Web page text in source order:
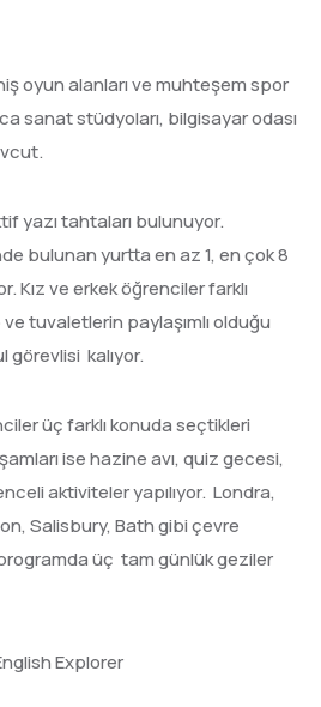
oyun alanları ve muhteşem spor
sanat stüdyoları, bilgisayar odası
yazı tahtaları bulunuyor.
bulunan yurtta en az 1, en çok 8
Kız ve erkek öğrenciler farklı
tuvaletlerin paylaşımlı olduğu
görevlisi kalıyor.
üç farklı konuda seçtikleri
ise hazine avı, quiz gecesi,
aktiviteler yapılıyor. Londra,
Salisbury, Bath gibi çevre
üç tam günlük geziler
Explorer